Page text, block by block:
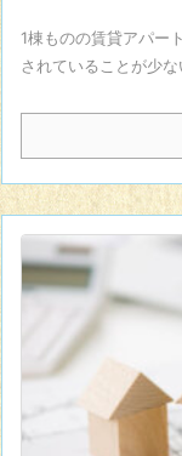
1棟ものの賃貸アパー
されていることが少